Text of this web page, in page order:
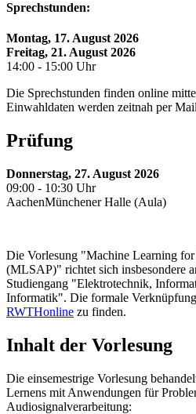
Sprechstunden:
Montag, 17. August 2026
Freitag, 21. August 2026
14:00 - 15:00 Uhr
Die Sprechstunden finden online
Einwahldaten werden zeitnah per
Prüfung
Donnerstag, 27. August 2026
09:00 - 10:30 Uhr
AachenMünchener Halle (Aula)
Die Vorlesung "Machine Learning
(MLSAP)" richtet sich insbesondere
Studiengang "Elektrotechnik,
Informatik". Die formale
RWTHonline zu finden.
Inhalt der Vorlesung
Die einsemestrige Vorlesung
Lernens mit Anwendungen für
Audiosignalverarbeitung: